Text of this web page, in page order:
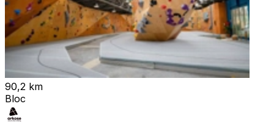
90,2 km
Bloc